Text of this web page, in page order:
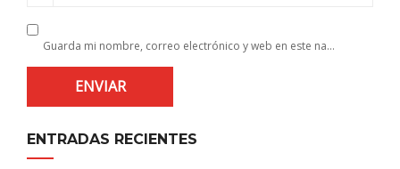
Guarda mi nombre, correo electrónico y web en este navegador para la próxima vez que comente.
ENTRADAS RECIENTES